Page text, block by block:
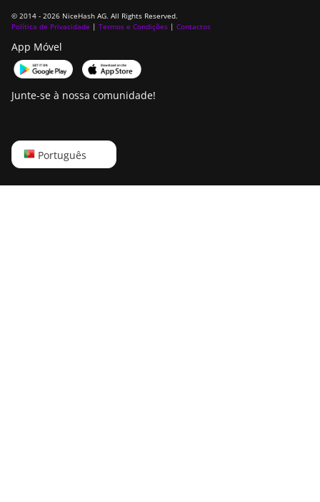
© 2014 - 2026 NiceHash AG. All Rights Reserved.
Política de Privacidade | Termos e Condições | Contactos
App Móvel
Junte-se à nossa comunidade!
Português
English